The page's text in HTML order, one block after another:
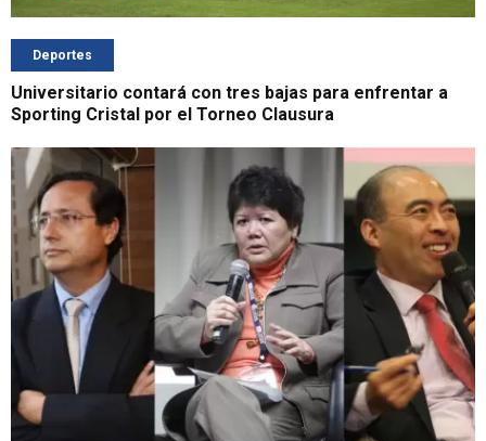
Deportes
Universitario contará con tres bajas para enfrentar a
Sporting Cristal por el Torneo Clausura